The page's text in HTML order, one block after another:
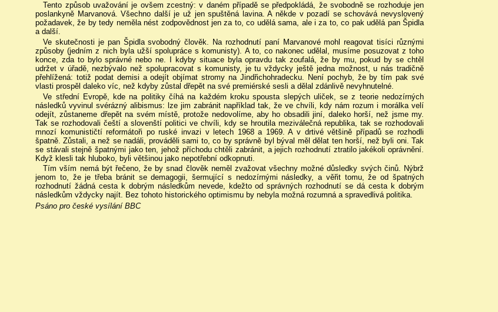
Tento způsob uvažování je ovšem zcestný: v daném případě se předpokládá, že svobodně se rozhoduje jen
poslankyně Marvanová. Všechno další je už jen spuštěná lavina. A někde v pozadí se schovává nevyslovený
požadavek, že by tedy neměla nést zodpovědnost jen za to, co udělá sama, ale i za to, co pak udělá pan Špidla
a další.
Ve skutečnosti je pan Špidla svobodný člověk. Na rozhodnutí paní Marvanové mohl reagovat tisíci různými
způsoby (jedním z nich byla užší spolupráce s komunisty). A to, co nakonec udělal, musíme posuzovat z toho
konce, zda to bylo správné nebo ne. I kdyby situace byla opravdu tak zoufalá, že by mu, pokud by se chtěl
udržet v úřadě, nezbývalo než spolupracovat s komunisty, je tu vždycky ještě jedna možnost, u nás tradičně
přehlížená: totiž podat demisi a odejít objímat stromy na Jindřichohradecku. Není pochyb, že by tím pak své
vlasti prospěl daleko víc, než kdyby zůstal dřepět na své premiérské sesli a dělal zdánlivě nevyhnutelné.
Ve střední Evropě, kde na politiky číhá na každém kroku spousta slepých uliček, se z teorie nedozírných
následků vyvinul svérázný alibismus: lze jim zabránit například tak, že ve chvíli, kdy nám rozum i morálka velí
odejít, zůstaneme dřepět na svém místě, protože nedovolíme, aby ho obsadili jiní, daleko horší, než jsme my.
Tak se rozhodovali čeští a slovenští politici ve chvíli, kdy se hroutila meziválečná republika, tak se rozhodovali
mnozí komunističtí reformátoři po ruské invazi v letech 1968 a 1969. A v drtivé většině případů se rozhodli
špatně. Zůstali, a než se nadáli, prováděli sami to, co by správně byl býval měl dělat ten horší, než byli oni. Tak
se stávali stejně špatnými jako ten, jehož příchodu chtěli zabránit, a jejich rozhodnutí ztratilo jakékoli oprávnění.
Když klesli tak hluboko, byli většinou jako nepotřební odkopnuti.
Tím vším nemá být řečeno, že by snad člověk neměl zvažovat všechny možné důsledky svých činů. Nýbrž
jenom to, že je třeba bránit se demagogii, šermující s nedozírnými následky, a věřit tomu, že od špatných
rozhodnutí žádná cesta k dobrým následkům nevede, kdežto od správných rozhodnutí se dá cesta k dobrým
následkům vždycky najít. Bez tohoto historického optimismu by nebyla možná rozumná a spravedlivá politika.
Psáno pro české vysílání BBC